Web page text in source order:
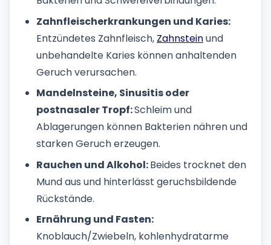
Zahnfleischerkrankungen und Karies:
Entzündetes Zahnfleisch, Zahnsteinund
unbehandelte Karies können anhaltenden
Geruch verursachen.
Mandelnsteine, Sinusitis oder
postnasaler Tropf:Schleim und
Ablagerungen können Bakterien nähren und
starken Geruch erzeugen.
Rauchen und Alkohol:Beides trocknet den
Mund aus und hinterlässt geruchsbildende
Rückstände.
Ernährung und Fasten:
Knoblauch/Zwiebeln, kohlenhydratarme